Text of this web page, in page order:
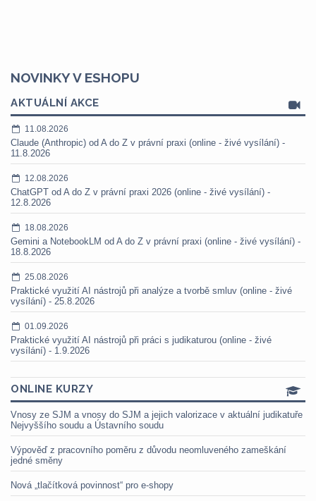
NOVINKY V ESHOPU
AKTUÁLNÍ AKCE
11.08.2026
Claude (Anthropic) od A do Z v právní praxi (online - živé vysílání) -
11.8.2026
12.08.2026
ChatGPT od A do Z v právní praxi 2026 (online - živé vysílání) -
12.8.2026
18.08.2026
Gemini a NotebookLM od A do Z v právní praxi (online - živé vysílání) -
18.8.2026
25.08.2026
Praktické využití AI nástrojů při analýze a tvorbě smluv (online - živé
vysílání) - 25.8.2026
01.09.2026
Praktické využití AI nástrojů při práci s judikaturou (online - živé
vysílání) - 1.9.2026
ONLINE KURZY
Vnosy ze SJM a vnosy do SJM a jejich valorizace v aktuální judikatuře
Nejvyššího soudu a Ústavního soudu
Výpověď z pracovního poměru z důvodu neomluveného zameškání
jedné směny
Nová „tlačítková povinnost“ pro e-shopy